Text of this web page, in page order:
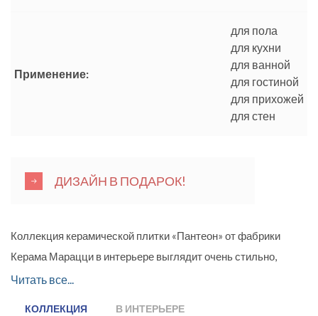
Применение:
для пола
для кухни
для ванной
для гостиной
для прихожей
для стен
ДИЗАЙН В ПОДАРОК!
Коллекция керамической плитки «Пантеон» от фабрики
Керама Марацци в интерьере выглядит очень стильно,
изысканно и позволяет воплотить самые различные
Читать все...
КОЛЛЕКЦИЯ В ИНТЕРЬЕРЕ